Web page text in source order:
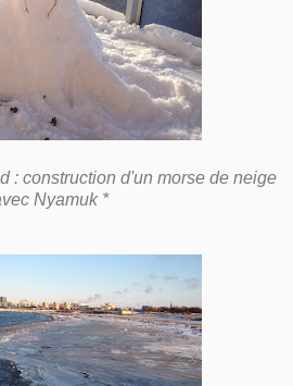
: construction d'un morse de neige
Nyamuk *